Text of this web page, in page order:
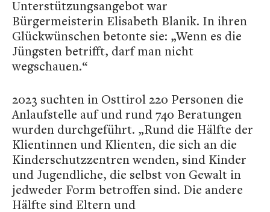
Unterstützungsangebot war
Bürgermeisterin Elisabeth Blanik. In ihren
Glückwünschen betonte sie: „Wenn es die
Jüngsten betrifft, darf man nicht
wegschauen.“
2023 suchten in Osttirol 220 Personen die
Anlaufstelle auf und rund 740 Beratungen
wurden durchgeführt. „Rund die Hälfte der
Klientinnen und Klienten, die sich an die
Kinderschutzzentren wenden, sind Kinder
und Jugendliche, die selbst von Gewalt in
jedweder Form betroffen sind. Die andere
Hälfte sind Eltern und